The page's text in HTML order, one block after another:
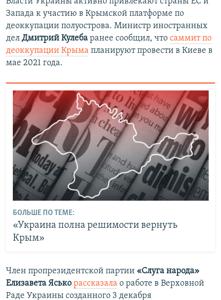
Запада к участию в Крымской платформе по
деоккупации полуострова. Министр иностранных
дел Дмитрий Кулеба ранее сообщил, что саммит по
деоккупации Крыма планируют провести в Киеве в
мае 2021 года.
БОЛЬШЕ ПО ТЕМЕ:
«Украина полна решимости вернуть
Крым»
Член пропрезидентской партии «Слуга народа»
Елизавета Ясько рассказала о работе в Верховной
Раде Украины созданного 3 декабря